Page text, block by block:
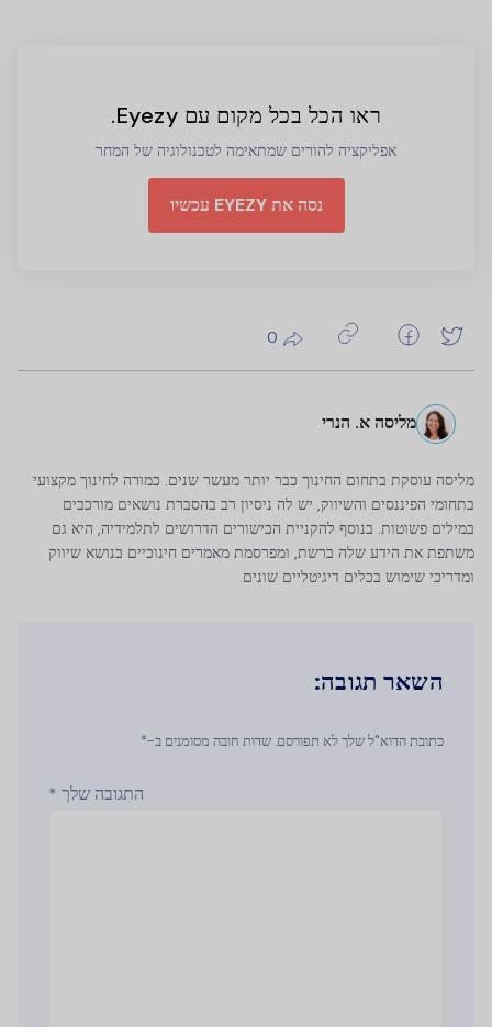
ראו הכל בכל מקום עם Eyezy.
אפליקציה להורים שמתאימה לטכנולוגיה של המחר
נסה את EYEZY עכשיו
מליסה א. הנרי
מליסה עוסקת בתחום החינוך כבר יותר מעשר שנים. כמורה לחינוך מקצועי
בתחומי הפיננסים והשיווק, יש לה ניסיון רב בהסברת נושאים מורכבים
במילים פשוטות. בנוסף להקניית הכישורים הדרושים לתלמידיה, היא גם
משתפת את הידע שלה ברשת, ומפרסמת מאמרים חינוכיים בנושא שיווק
ומדריכי שימוש בכלים דיגיטליים שונים.
השאר תגובה:
כתובת הדוא"ל שלך לא תפורסם. שדות חובה מסומנים ב-*
התגובה שלך *